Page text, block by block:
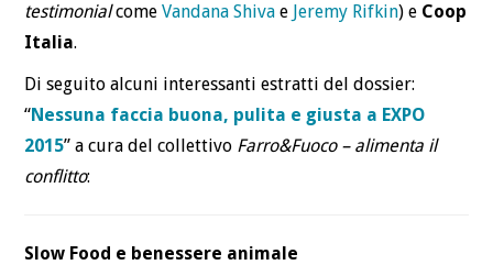
testimonialcomeVandana Shiva e Jeremy Rifkin) e Coop
Italia.
Di seguito alcuni interessanti estratti del dossier:
“Nessuna faccia buona, pulita e giusta a EXPO
2015” a cura del collettivo Farro&Fuoco – alimenta il
conflitto:
Slow Food e benessere animale